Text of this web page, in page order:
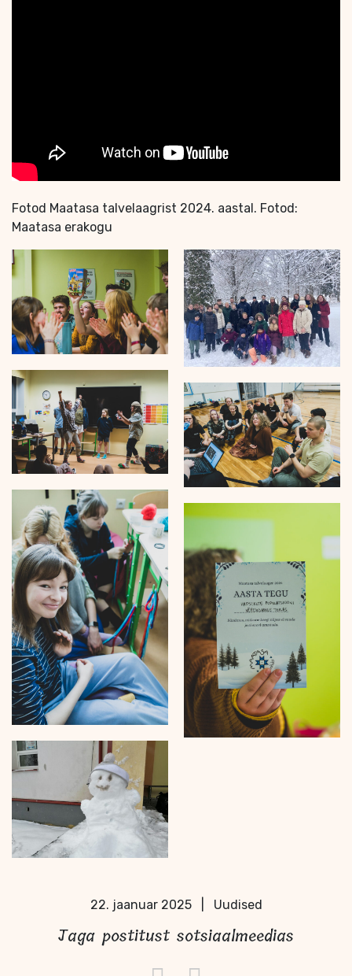
Fotod Maatasa talvelaagrist 2024. aastal. Fotod:
Maatasa erakogu
22. jaanuar 2025 Uudised
Jaga postitust sotsiaalmeedias